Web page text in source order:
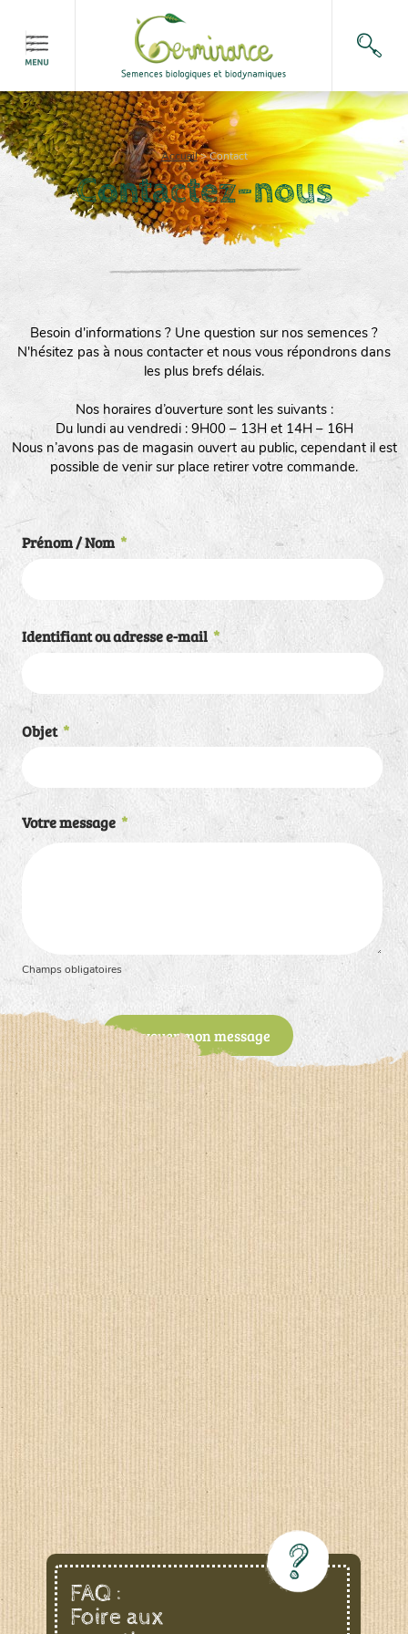
Accueil>Contact
Contactez-nous
Besoin d'informations ? Une question sur nos semences ?
N'hésitez pas à nous contacter et nous vous répondrons dans
les plus brefs délais.
Nos horaires d’ouverture sont les suivants :
Du lundi au vendredi : 9H00 – 13H et 14H – 16H
Nous n’avons pas de magasin ouvert au public, cependant il est
possible de venir sur place retirer votre commande.
Prénom / Nom *
Identifiant ou adresse e-mail *
Objet *
Votre message *
Champs obligatoires
Envoyer mon message
FAQ :
Foire aux